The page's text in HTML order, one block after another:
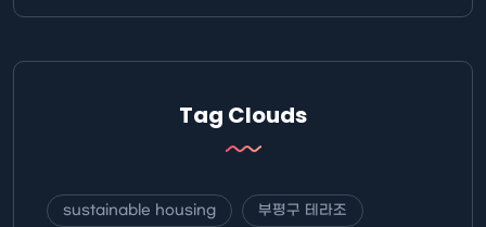
Tag Clouds
sustainable housing 부평구 테라조